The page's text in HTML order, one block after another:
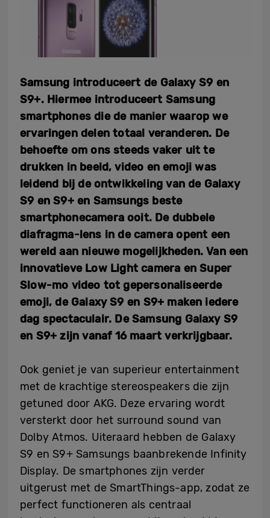
Samsung introduceert de Galaxy S9 en
S9+. Hiermee introduceert Samsung
smartphones die de manier waarop we
ervaringen delen totaal veranderen. De
behoefte om ons steeds vaker uit te
drukken in beeld, video en emoji was
leidend bij de ontwikkeling van de Galaxy
S9 en S9+ en Samsungs beste
smartphonecamera ooit. De dubbele
diafragma-lens in de camera opent een
wereld aan nieuwe mogelijkheden. Van een
innovatieve Low Light camera en Super
Slow-mo video tot gepersonaliseerde
emoji, de Galaxy S9 en S9+ maken iedere
dag spectaculair. De Samsung Galaxy S9
en S9+ zijn vanaf 16 maart verkrijgbaar.
Ook geniet je van superieur entertainment
met de krachtige stereospeakers die zijn
getuned door AKG. Deze ervaring wordt
versterkt door het surround sound van
Dolby Atmos. Uiteraard hebben de Galaxy
S9 en S9+ Samsungs baanbrekende Infinity
Display. De smartphones zijn verder
uitgerust met de SmartThings-app, zodat ze
perfect functioneren als centraal